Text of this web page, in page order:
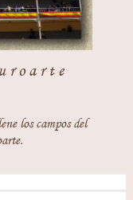
los campos del